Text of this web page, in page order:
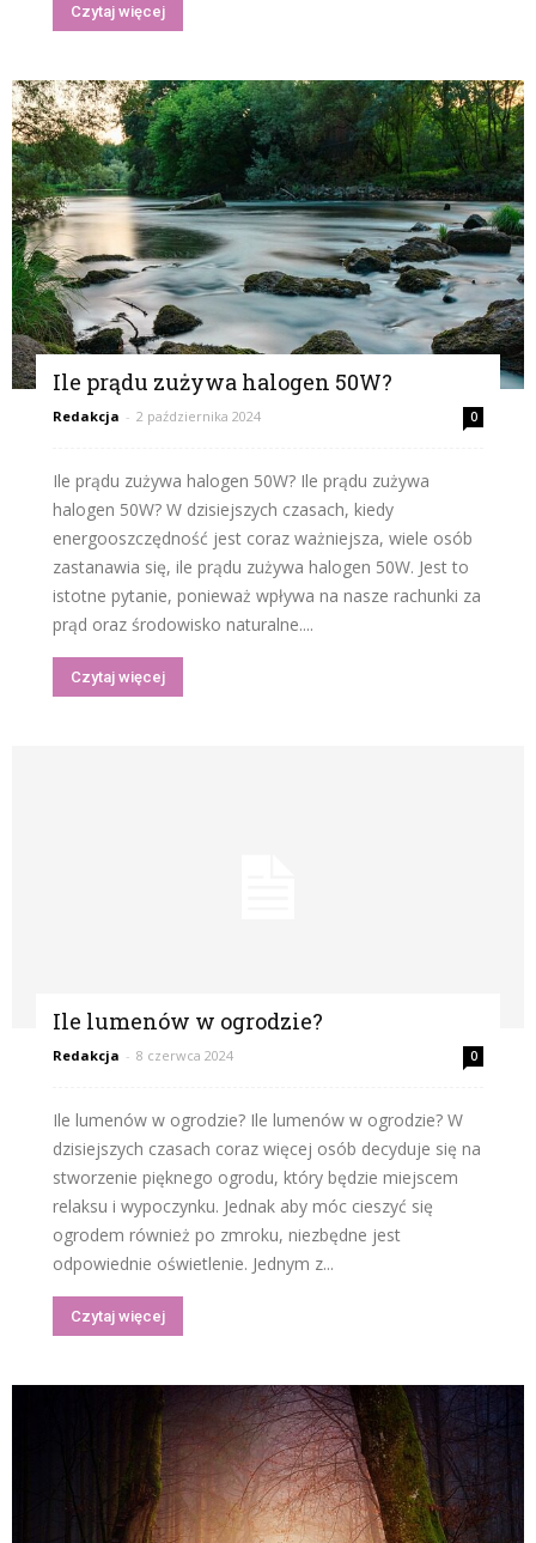
Czytaj więcej
Ile prądu zużywa halogen 50W?
Redakcja - 2 października 2024 0
Ile prądu zużywa halogen 50W? Ile prądu zużywa
halogen 50W? W dzisiejszych czasach, kiedy
energooszczędność jest coraz ważniejsza, wiele osób
zastanawia się, ile prądu zużywa halogen 50W. Jest to
istotne pytanie, ponieważ wpływa na nasze rachunki za
prąd oraz środowisko naturalne....
Czytaj więcej
Ile lumenów w ogrodzie?
Redakcja - 8 czerwca 2024 0
Ile lumenów w ogrodzie? Ile lumenów w ogrodzie? W
dzisiejszych czasach coraz więcej osób decyduje się na
stworzenie pięknego ogrodu, który będzie miejscem
relaksu i wypoczynku. Jednak aby móc cieszyć się
ogrodem również po zmroku, niezbędne jest
odpowiednie oświetlenie. Jednym z...
Czytaj więcej